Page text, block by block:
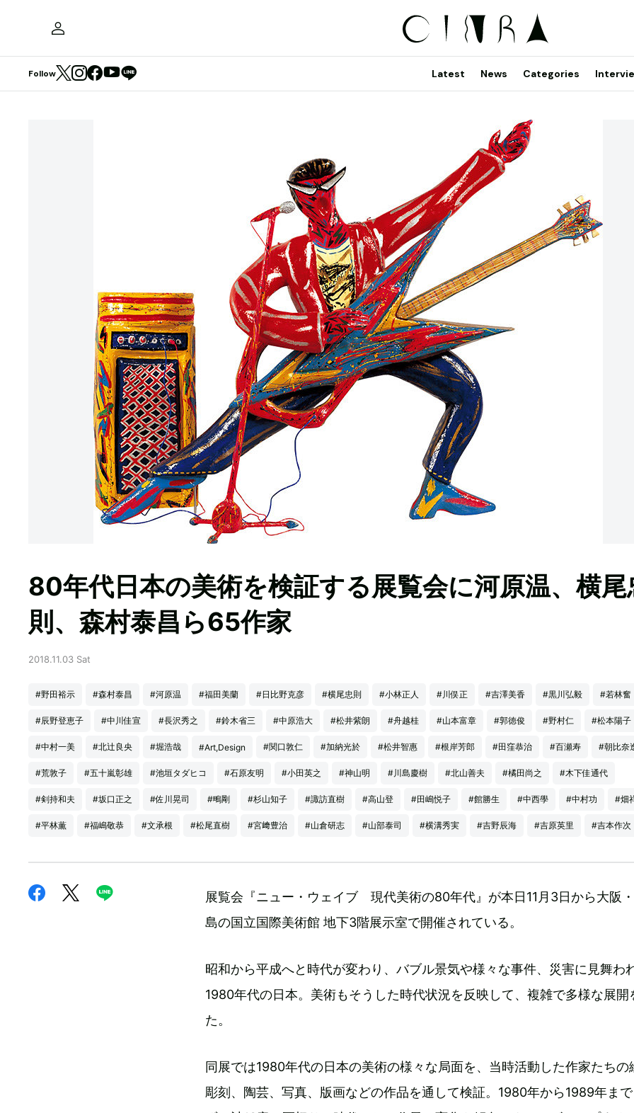
Follow Latest News Categories
80年代日本の美術を検証する展覧会に河原温、横尾
則、森村泰昌ら65作家
2018.11.03 Sat
#野田裕示 #森村泰昌 #河原温 #福田美蘭 #日比野克彦 #横尾忠則 #小林正人 #川俣正 #吉澤美香 #黒川弘毅 #若林奮
#辰野登恵子 #中川佳宣 #長沢秀之 #鈴木省三 #中原浩大 #松井紫朗 #舟越桂 #山本富章 #郭徳俊 #野村仁 #松本陽子
#中村一美 #北辻良央 #堀浩哉 #Art,Design #関口敦仁 #加納光於 #松井智惠 #根岸芳郎 #田窪恭治 #百瀬寿 #朝比奈
#荒敦子 #五十嵐彰雄 #池垣タダヒコ #石原友明 #小田英之 #神山明 #川島慶樹 #北山善夫 #橘田尚之 #木下佳通代
#剣持和夫 #坂口正之 #佐川晃司 #鴫剛 #杉山知子 #諏訪直樹 #高山登 #田嶋悦子 #館勝生 #中西學 #中村功 #畑
#平林薫 #福嶋敬恭 #文承根 #松尾直樹 #宮﨑豊治 #山倉研志 #山部泰司 #横溝秀実 #吉野辰海 #吉原英里 #吉本作次
展覧会『ニュー・ウェイブ 現代美術の80年代』が本日11月3日から大阪
島の国立国際美術館 地下3階展示室で開催されている。
昭和から平成へと時代が変わり、バブル景気や様々な事件、災害に見舞わ
1980年代の日本。美術もそうした時代状況を反映して、複雑で多様な展開
た。
同展では1980年代の日本の美術の様々な局面を、当時活動した作家たちの
彫刻、陶芸、写真、版画などの作品を通して検証。1980年から1989年ま